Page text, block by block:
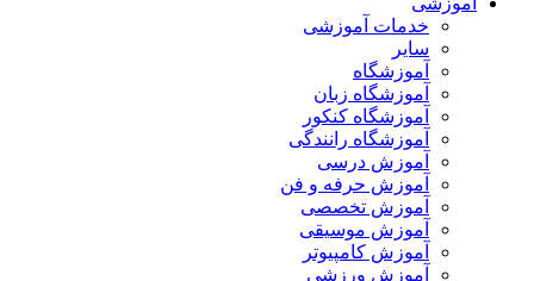
خدمات آموزشی
سایر
آموزشگاه
آموزشگاه زبان
آموزشگاه کنکور
آموزشگاه رانندگی
آموزش درسی
آموزش حرفه و فن
آموزش تخصصی
آموزش موسیقی
آموزش کامپیوتر
آموزش ورزشی